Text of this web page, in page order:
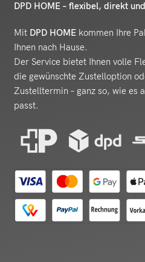
DPD HOME – flexibel, direkt
Mit DPD HOME kommen Ihre
Ihnen nach Hause.
Der Service bietet Ihnen volle
die gewünschte Zustelloption
Zustelltermin – ganz so, wie es
passt.